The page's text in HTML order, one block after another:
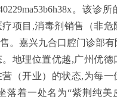
。该诊所
项目,消毒剂销售（非危
。嘉兴九合口腔门诊部
地理位置优越,广州优德
（开业）的状态,为每一
落着一处名为“紫荆纯美